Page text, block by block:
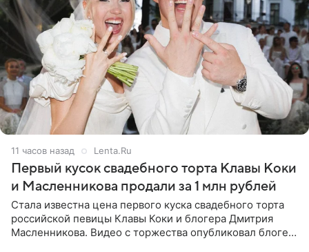
11 часов назад Lenta.Ru
Первый кусок свадебного торта Клавы Коки
и Масленникова продали за 1 млн рублей
Стала известна цена первого куска свадебного торта
российской певицы Клавы Коки и блогера Дмитрия
Масленникова. Видео с торжества опубликовал блогер